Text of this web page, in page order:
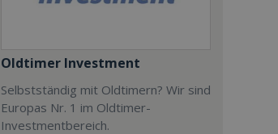
Oldtimer Investment
Selbstständig mit Oldtimern? Wir sind
Europas Nr. 1 im Oldtimer-
Investmentbereich.